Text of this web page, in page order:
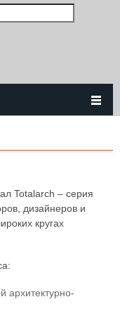
Totalarch – серия
дизайнеров и
кругах
архитектурно-